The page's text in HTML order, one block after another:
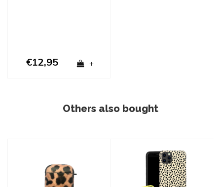
€12,95 +
Others also bought